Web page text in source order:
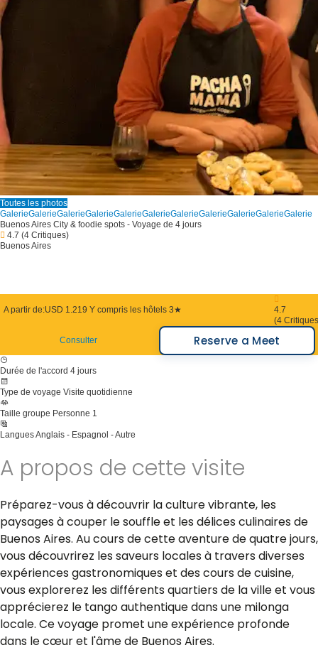
Toutes les photos
GalerieGalerieGalerieGalerieGalerieGalerieGalerieGalerieGalerieGalerieGalerie
Buenos Aires City & foodie spots - Voyage de 4 jours
4.7 (4 Critiques)
Buenos Aires
A partir de:USD 1.219 Y compris les hôtels 3★
4.7
(4
Consulter
Reserve a Meet
Durée de l'accord 4 jours
Type de voyage Visite quotidienne
Taille groupe Personne 1
LanguesAnglais - Espagnol - Autre
A propos de cette visite
Préparez-vous à découvrir la culture vibrante, les
paysages à couper le souffle et les délices culinaires de
Buenos Aires. Au cours de cette aventure de quatre jours,
vous découvrirez les saveurs locales à travers diverses
expériences gastronomiques et des cours de cuisine,
vous explorerez les différents quartiers de la ville et vous
apprécierez le tango authentique dans une milonga
locale. Ce voyage promet une expérience profonde
dans le cœur et l'âme de Buenos Aires.